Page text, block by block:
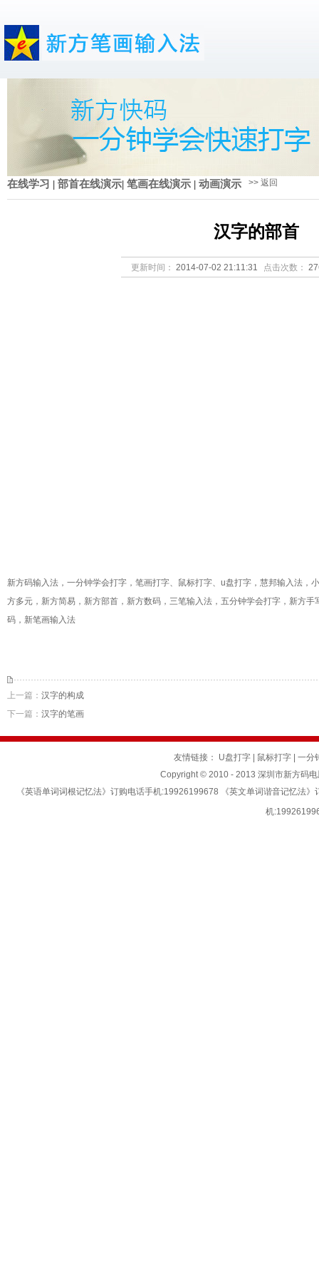
在线学习 | 部首在线演示| 笔画在线演示 | 动画演示 >> 返回
汉字的部首
更新时间： 2014-07-02 21:11:31 点击次数：
新方码输入法，一分钟学会打字，笔画打字、鼠标打字、u盘打字，慧邦输入法，
方多元，新方简易，新方部首，新方数码，三笔输入法，五分钟学会打字，新方
码，新笔画输入法
上一篇： 汉字的构成
下一篇： 汉字的笔画
友情链接： U盘打字 鼠标打字
一分
Copyright © 2010 - 2013 深圳市新方码
《英语单词词根记忆法》订购电话手机:19926199678 《英文单词谐音记忆法
机